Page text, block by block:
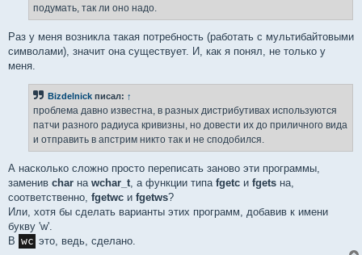
подумать, так ли оно надо.
Раз у меня возникла такая потребность (работать с мультибайтовыми
символами), значит она существует. И, как я понял, не только у
меня.
Bizdelnick писал: ↑
проблема давно известна, в разных дистрибутивах используются
патчи разного радиуса кривизны, но довести их до приличного вида
и отправить в апстрим никто так и не сподобился.
А насколько сложно просто переписать заново эти программы,
заменив char на wchar_t , а функции типа fgetc и fgets на,
соответственно, fgetwc и fgetws?
Или, хотя бы сделать варианты этих программ, добавив к имени
букву 'w'.
В wc это, ведь, сделано.